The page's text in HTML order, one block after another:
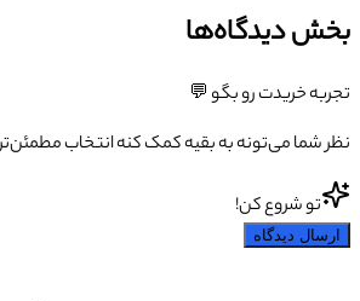
بخش دیدگاه‌ها
تجربه خریدت رو بگو 💬
نظر شما می‌تونه به بقیه کمک کنه انتخاب
تو شروع کن!
ارسال دیدگاه